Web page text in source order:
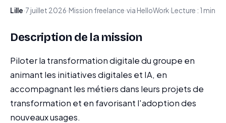
Lille·7 juillet 2026·Mission freelance·via HelloWork·Lecture : 1 min
Description de la mission
Piloter la transformation digitale du groupe en
animant les initiatives digitales et IA, en
accompagnant les métiers dans leurs projets de
transformation et en favorisant l'adoption des
nouveaux usages.